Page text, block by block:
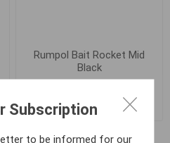
Rumpol Bait Rocket Mid
Black
€ 6,14
Subscription
to be informed for our